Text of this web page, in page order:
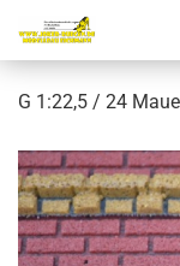
G 1:22,5 / 24